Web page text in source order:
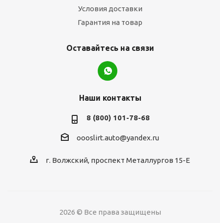
Условия доставки
Гарантия на товар
Оставайтесь на связи
Наши контакты
8 (800) 101-78-68
oooslirt.auto@yandex.ru
г. Волжский, проспект Металлургов 15-Е
2026 © Все права защищены